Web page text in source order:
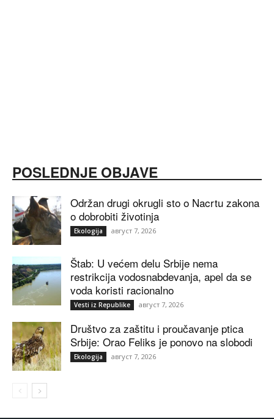
POSLEDNJE OBJAVE
Održan drugi okrugli sto o Nacrtu zakona
o dobrobiti životinja
Ekologija август 7, 2026
Štab: U većem delu Srbije nema
restrikcija vodosnabdevanja, apel da se
voda koristi racionalno
Vesti iz Republike август 7, 2026
Društvo za zaštitu i proučavanje ptica
Srbije: Orao Feliks je ponovo na slobodi
Ekologija август 7, 2026